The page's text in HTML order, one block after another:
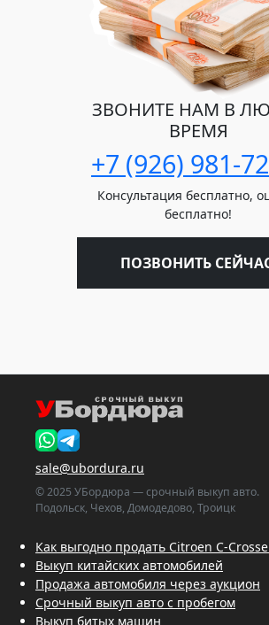
ЗВОНИТЕ НАМ В
ВРЕМЯ
+7 (926) 981-
Консультация бесплатно,
бесплатно!
ПОЗВОНИТЬ
sale@ubordura.ru
© 2025 УБордюра — срочный выкуп авто.
Подольск, Чехов, Домодедово, Троицк
Как выгодно продать Citroen C-
Выкуп китайских автомобилей
Продажа автомобиля через аукцион
Срочный выкуп авто с пробегом
Выкуп битых машин